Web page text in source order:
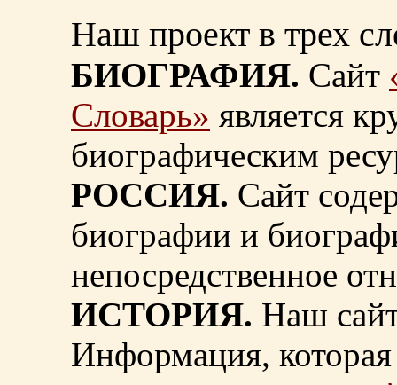
Наш проект в трех
БИОГРАФИЯ. Сайт
Словарь» является
биографическим
РОССИЯ. Сайт
биографии и
непосредственное
ИСТОРИЯ. Наш
Информация, которая